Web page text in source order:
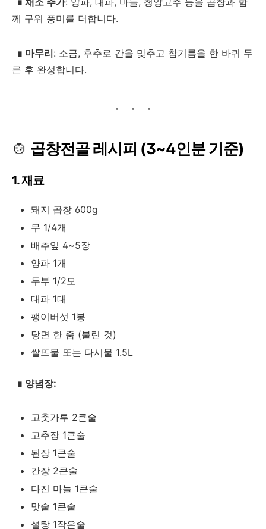
께 구워 풍미를 더합니다.
∎ 마무리: 소금, 후추로 간을 맞추고 참기름을 한 바퀴 두
른 후 완성합니다.
🍲 곱창전골 레시피 (3~4인분 기준)
1. 재료
돼지 곱창 600g
무 1/4개
배추잎 4~5장
양파 1개
두부 1/2모
대파 1대
팽이버섯 1봉
당면 한 줌 (불린 것)
쌀뜨물 또는 다시물 1.5L
∎ 양념장:
고춧가루 2큰술
고추장 1큰술
된장 1큰술
간장 2큰술
다진 마늘 1큰술
맛술 1큰술
설탕 1작은술